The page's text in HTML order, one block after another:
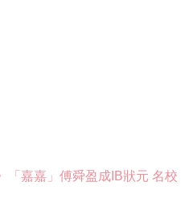
「嘉嘉」傅舜盈成IB狀元 名校